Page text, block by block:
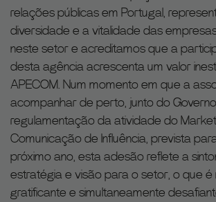
relações públicas em Portugal,
diversidade e a vitalidade das
neste setor e acreditamos que a
desta agência acrescenta um valor
APECOM. Num momento em que a
acompanhar de perto, junto do
regulamentação da atividade do
Comunicação de Influência, prevista
próximo ano, esta adesão reflete a
estratégia e visão para o setor, o que é
gratificante e simultaneamente